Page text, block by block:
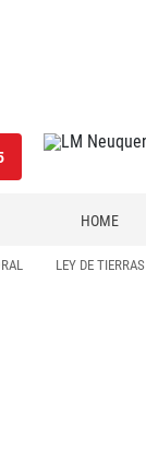
HOME
LEY DE TIERRAS